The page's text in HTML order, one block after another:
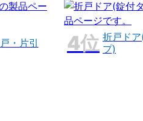
・片引
折戸ド
プ)